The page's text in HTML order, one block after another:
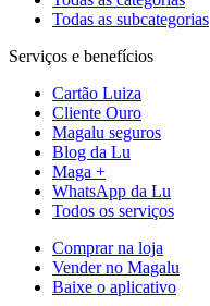
Todas as subcategorias
Serviços e benefícios
Cartão Luiza
Cliente Ouro
Magalu seguros
Blog da Lu
Maga +
WhatsApp da Lu
Todos os serviços
Comprar na loja
Vender no Magalu
Baixe o aplicativo